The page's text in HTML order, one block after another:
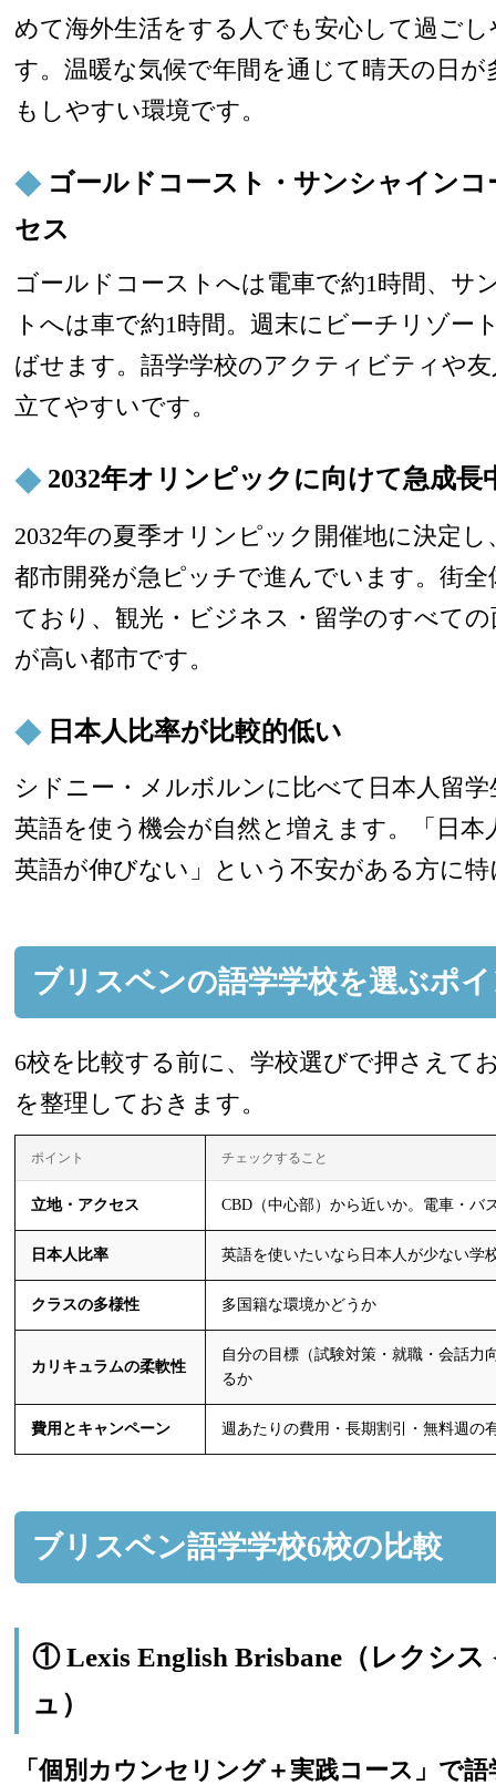
めて海外生活をする人でも安心して過ご
す。温暖な気候で年間を通じて晴天の日が
もしやすい環境です。
ゴールドコースト・サンシャイン
セス
ゴールドコーストへは電車で約1時間、サ
トへは車で約1時間。週末にビーチリゾー
ばせます。語学学校のアクティビティや
立てやすいです。
2032年オリンピックに向けて急成長
2032年の夏季オリンピック開催地に決定
都市開発が急ピッチで進んでいます。街
ており、観光・ビジネス・留学のすべて
が高い都市です。
日本人比率が比較的低い
シドニー・メルボルンに比べて日本人留
英語を使う機会が自然と増えます。「日本
英語が伸びない」という不安がある方に
ブリスベンの語学学校を選ぶポ
6校を比較する前に、学校選びで押さえて
を整理しておきます。
ポイント チェックすること
立地・アクセス CBD（中心部）から近いか。電車・バ
日本人比率 英語を使いたいなら日本人が少ない学
クラスの多様性 多国籍な環境かどうか
カリキュラムの柔軟性
自分の目標（試験対策・就職・会話力
るか
費用とキャンペーン 週あたりの費用・長期割引・無料週の
ブリスベン語学学校6校の比較
① Lexis English Brisbane（レクシス
ュ）
「個別カウンセリング＋実践コース」で